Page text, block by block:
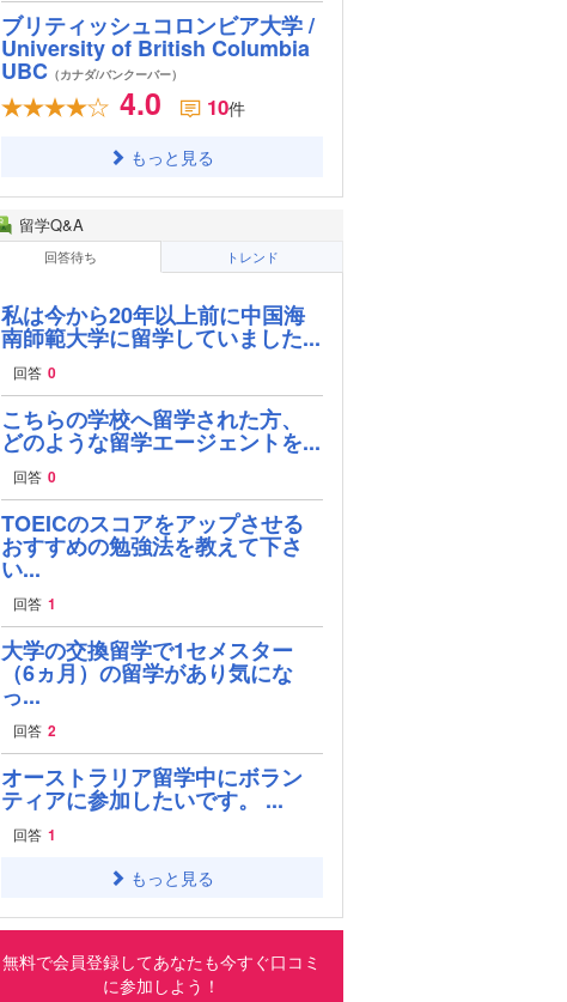
ブリティッシュコロンビア大学 /
University of British Columbia
UBC（カナダ/バンクーバー）
4.0 10件
もっと見る
留学Q&A
回答待ち トレンド
私は今から20年以上前に中国海
南師範大学に留学していました...
回答 0
こちらの学校へ留学された方、
どのような留学エージェントを...
回答 0
TOEICのスコアをアップさせる
おすすめの勉強法を教えて下さ
い...
回答 1
大学の交換留学で1セメスター
（6ヵ月）の留学があり気にな
っ...
回答 2
オーストラリア留学中にボラン
ティアに参加したいです。 ...
回答 1
もっと見る
無料で会員登録してあなたも今すぐ口コミ
に参加しよう！